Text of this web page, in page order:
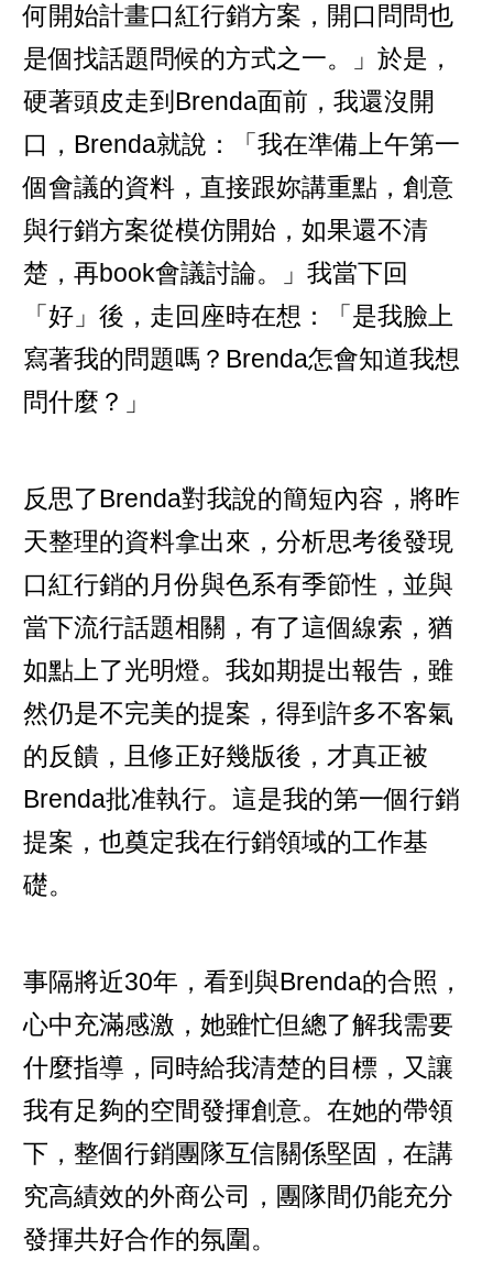
何開始計畫口紅行銷方案，開口問問也
是個找話題問候的方式之一。」於是，
硬著頭皮走到Brenda面前，我還沒開
口，Brenda就說：「我在準備上午第一
個會議的資料，直接跟妳講重點，創意
與行銷方案從模仿開始，如果還不清
楚，再book會議討論。」我當下回
「好」後，走回座時在想：「是我臉上
寫著我的問題嗎？Brenda怎會知道我想
問什麼？」
反思了Brenda對我說的簡短內容，將昨
天整理的資料拿出來，分析思考後發現
口紅行銷的月份與色系有季節性，並與
當下流行話題相關，有了這個線索，猶
如點上了光明燈。我如期提出報告，雖
然仍是不完美的提案，得到許多不客氣
的反饋，且修正好幾版後，才真正被
Brenda批准執行。這是我的第一個行銷
提案，也奠定我在行銷領域的工作基
礎。
事隔將近30年，看到與Brenda的合照，
心中充滿感激，她雖忙但總了解我需要
什麼指導，同時給我清楚的目標，又讓
我有足夠的空間發揮創意。在她的帶領
下，整個行銷團隊互信關係堅固，在講
究高績效的外商公司，團隊間仍能充分
發揮共好合作的氛圍。